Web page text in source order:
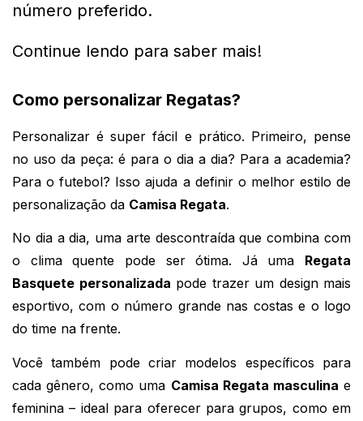
número preferido.
Continue lendo para saber mais!
Como personalizar Regatas?
Personalizar é super fácil e prático. Primeiro, pense
no uso da peça: é para o dia a dia? Para a academia?
Para o futebol? Isso ajuda a definir o melhor estilo de
personalização da Camisa Regata.
No dia a dia, uma arte descontraída que combina com
o clima quente pode ser ótima. Já uma Regata
Basquete personalizada pode trazer um design mais
esportivo, com o número grande nas costas e o logo
do time na frente.
Você também pode criar modelos específicos para
cada gênero, como uma Camisa Regata masculina e
feminina – ideal para oferecer para grupos, como em